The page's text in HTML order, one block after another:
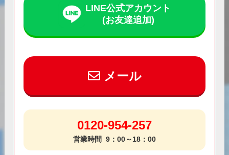
LINE公式アカウント
(お友達追加)
メール
0120-954-257
営業時間 9：00～18：00